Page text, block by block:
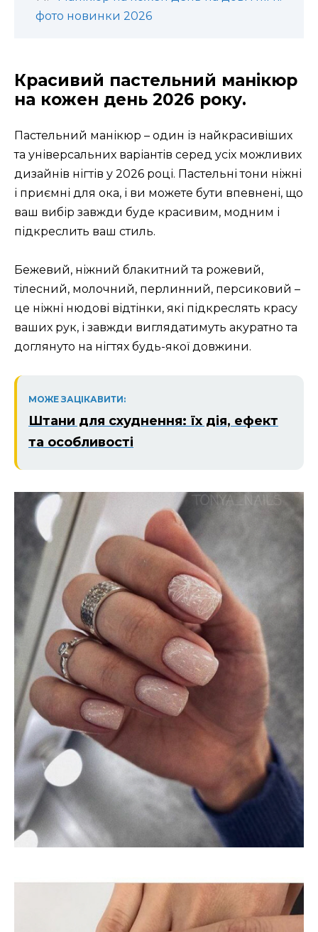
фото новинки 2026
Красивий пастельний манікюр
на кожен день 2026 року.
Пастельний манікюр – один із найкрасивіших
та універсальних варіантів серед усіх можливих
дизайнів нігтів у 2026 році. Пастельні тони ніжні
і приємні для ока, і ви можете бути впевнені, що
ваш вибір завжди буде красивим, модним і
підкреслить ваш стиль.
Бежевий, ніжний блакитний та рожевий,
тілесний, молочний, перлинний, персиковий –
це ніжні нюдові відтінки, які підкреслять красу
ваших рук, і завжди виглядатимуть акуратно та
доглянуто на нігтях будь-якої довжини.
МОЖЕ ЗАЦІКАВИТИ:
Штани для схуднення: їх дія, ефект
та особливості